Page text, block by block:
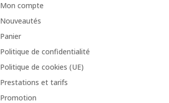
Mon compte
Nouveautés
Panier
Politique de confidentialité
Politique de cookies (UE)
Prestations et tarifs
Promotion